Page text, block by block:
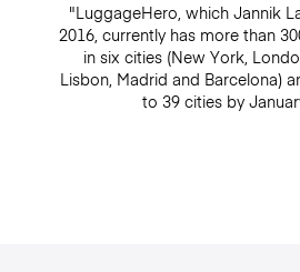
"LuggageHero, which Jannik
2016, currently has more than
in six cities (New York,
Lisbon, Madrid and Barcelona)
to 39 cities by